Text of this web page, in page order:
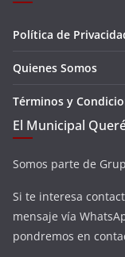
Política de
Quienes Somos
Términos y
El Municipal
Somos parte de
Si te interesa
mensaje vía
pondremos en